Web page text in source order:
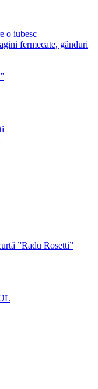
o iubesc
fermecate, gânduri
”Radu Rosetti”